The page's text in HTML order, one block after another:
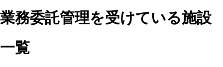
業務委託管理を受けている施設
一覧